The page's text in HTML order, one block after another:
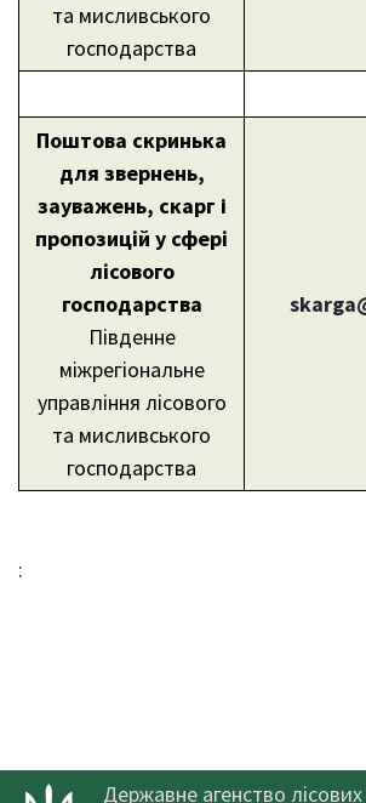
та мисливського
господарства
Поштова скринька
для звернень,
зауважень, скарг i
пропозицій у сфері
лісового
господарства
Південне
міжрегіональне
управління лісового
та мисливського
господарства
:
Державне агенство лісових